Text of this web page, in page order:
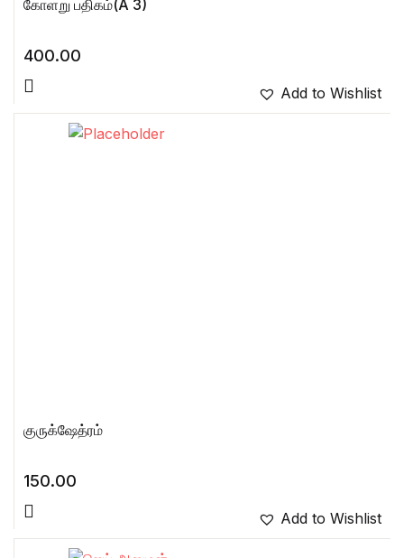
கோளறு பதிகம்(A 3)
400.00
Add to Wishlist
குருக்ஷேத்ரம்
150.00
Add to Wishlist